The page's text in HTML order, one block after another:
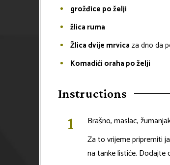
grožđice po želji
žlica ruma
Žlica dvije mrvica za dno da
Komadići oraha po želji
Instructions
Brašno, maslac,
Za to vrijeme pripremiti
na tanke listiće. Dodajte